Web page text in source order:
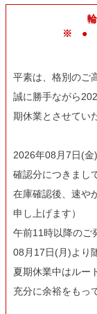
※ ●
平素は、格別のご
誠に勝手ながら
期休業とさせてい
2026年08月7日(
確認分につきまし
在庫確認後、速や
申し上げます）
午前11時以降のご
08月17日(月)より
夏期休業中はルー
充分に余裕をもっ
限定
再入荷
翌日発送
カラー
レッド
ブルー
在庫なし商品